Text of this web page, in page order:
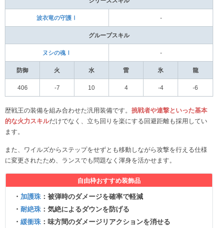
波衣竜の守護Ⅰ ‐
グループスキル
ヌシの魂Ⅰ ‐
防御 火 水 雷 氷 龍
406 -7 10 4 -4 -6
歴戦王の装備を組み合わせた汎用装備です。 挑戦者や連撃といった基本
的な火力スキルだけでなく、立ち回りを楽にする回避距離も採用してい
ます。
また、ワイルズからステップをせずとも移動しながら攻撃を行える仕様
に変更されたため、ランスでも問題なく渾身を活かせます。
自由枠おすすめ装飾品
・ 加護珠 ：被弾時のダメージを確率で軽減
・耐絶珠 ：気絶によるダウンを防げる
・緩衝珠 ：味方間のダメージリアクションを消せる